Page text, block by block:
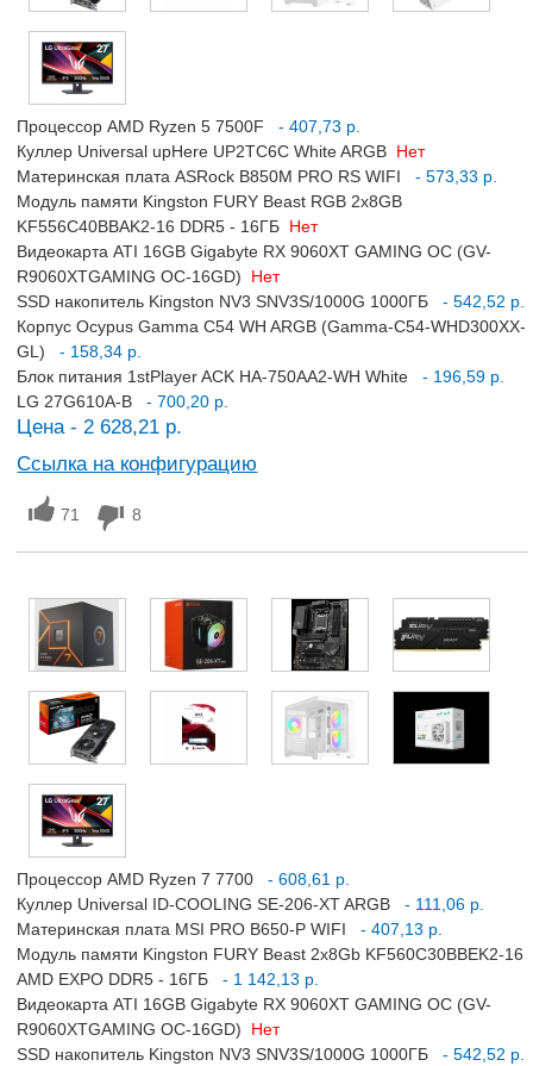
Процессор AMD Ryzen 5 7500F
- 407,73 р.
Куллер Universal upHere UP2TC6C White ARGB Нет
Материнская плата ASRock B850M PRO RS WIFI
- 573,33 р.
Модуль памяти Kingston FURY Beast RGB 2x8GB
KF556C40BBAK2-16 DDR5 - 16ГБ Нет
Видеокарта ATI 16GB Gigabyte RX 9060XT GAMING OC (GV-
R9060XTGAMING OC-16GD)
Нет
SSD накопитель Kingston NV3 SNV3S/1000G 1000ГБ
- 542,52 р.
Корпус Ocypus Gamma C54 WH ARGB (Gamma-C54-WHD300XX-
GL)
- 158,34 р.
Блок питания 1stPlayer ACK HA-750AA2-WH White
- 196,59 р.
LG 27G610A-B
- 700,20 р.
Цена - 2 628,21 р.
Ссылка на конфигурацию
71 8
Процессор AMD Ryzen 7 7700
- 608,61 р.
Куллер Universal ID-COOLING SE-206-XT ARGB
- 111,06 р.
Материнская плата MSI PRO B650-P WIFI
- 407,13 р.
Модуль памяти Kingston FURY Beast 2x8Gb KF560C30BBEK2-16
AMD EXPO DDR5 - 16ГБ
- 1 142,13 р.
Видеокарта ATI 16GB Gigabyte RX 9060XT GAMING OC (GV-
R9060XTGAMING OC-16GD)
Нет
SSD накопитель Kingston NV3 SNV3S/1000G 1000ГБ
- 542,52 р.